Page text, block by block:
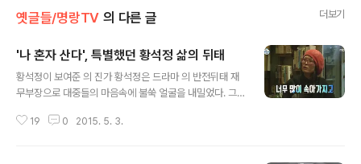
옛글들/명랑TV 의 다른 글 더보기
'나 혼자 산다', 특별했던 황석정 삶의 뒤태
황석정이 보여준 의 진가 황석정은 드라마 의 반전뒤태 재
무부장으로 대중들의 마음속에 불쑥 얼굴을 내밀었다. 그
이제 중년에 혼자 살아가는 그녀는 MBC 라는 프로그램에
19 0 2015. 5. 3.